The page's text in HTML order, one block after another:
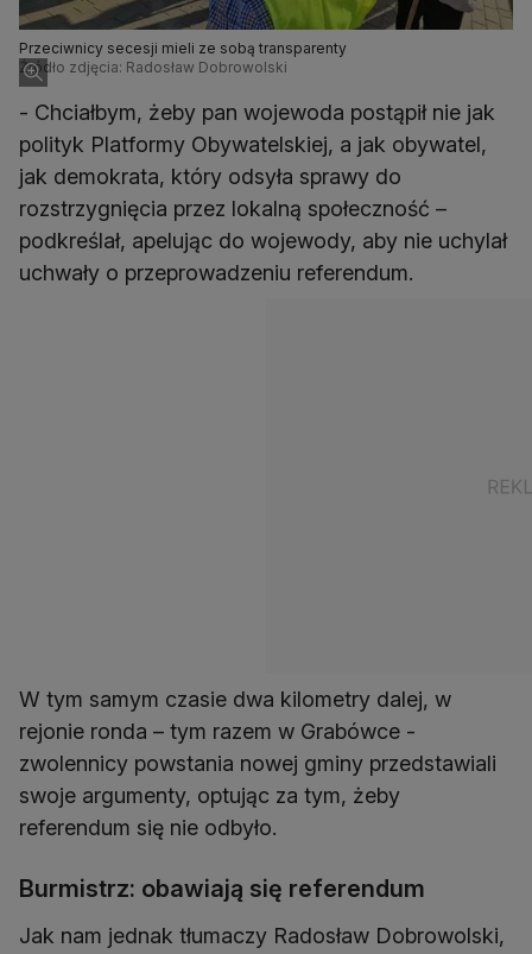
Przeciwnicy secesji mieli ze sobą transparenty
Źródło zdjęcia: Radosław Dobrowolski
- Chciałbym, żeby pan wojewoda postąpił nie jak
polityk Platformy Obywatelskiej, a jak obywatel,
jak demokrata, który odsyła sprawy do
rozstrzygnięcia przez lokalną społeczność –
podkreślał, apelując do wojewody, aby nie uchylał
uchwały o przeprowadzeniu referendum.
W tym samym czasie dwa kilometry dalej, w
rejonie ronda – tym razem w Grabówce -
zwolennicy powstania nowej gminy przedstawiali
swoje argumenty, optując za tym, żeby
referendum się nie odbyło.
Burmistrz: obawiają się referendum
Jak nam jednak tłumaczy Radosław Dobrowolski,